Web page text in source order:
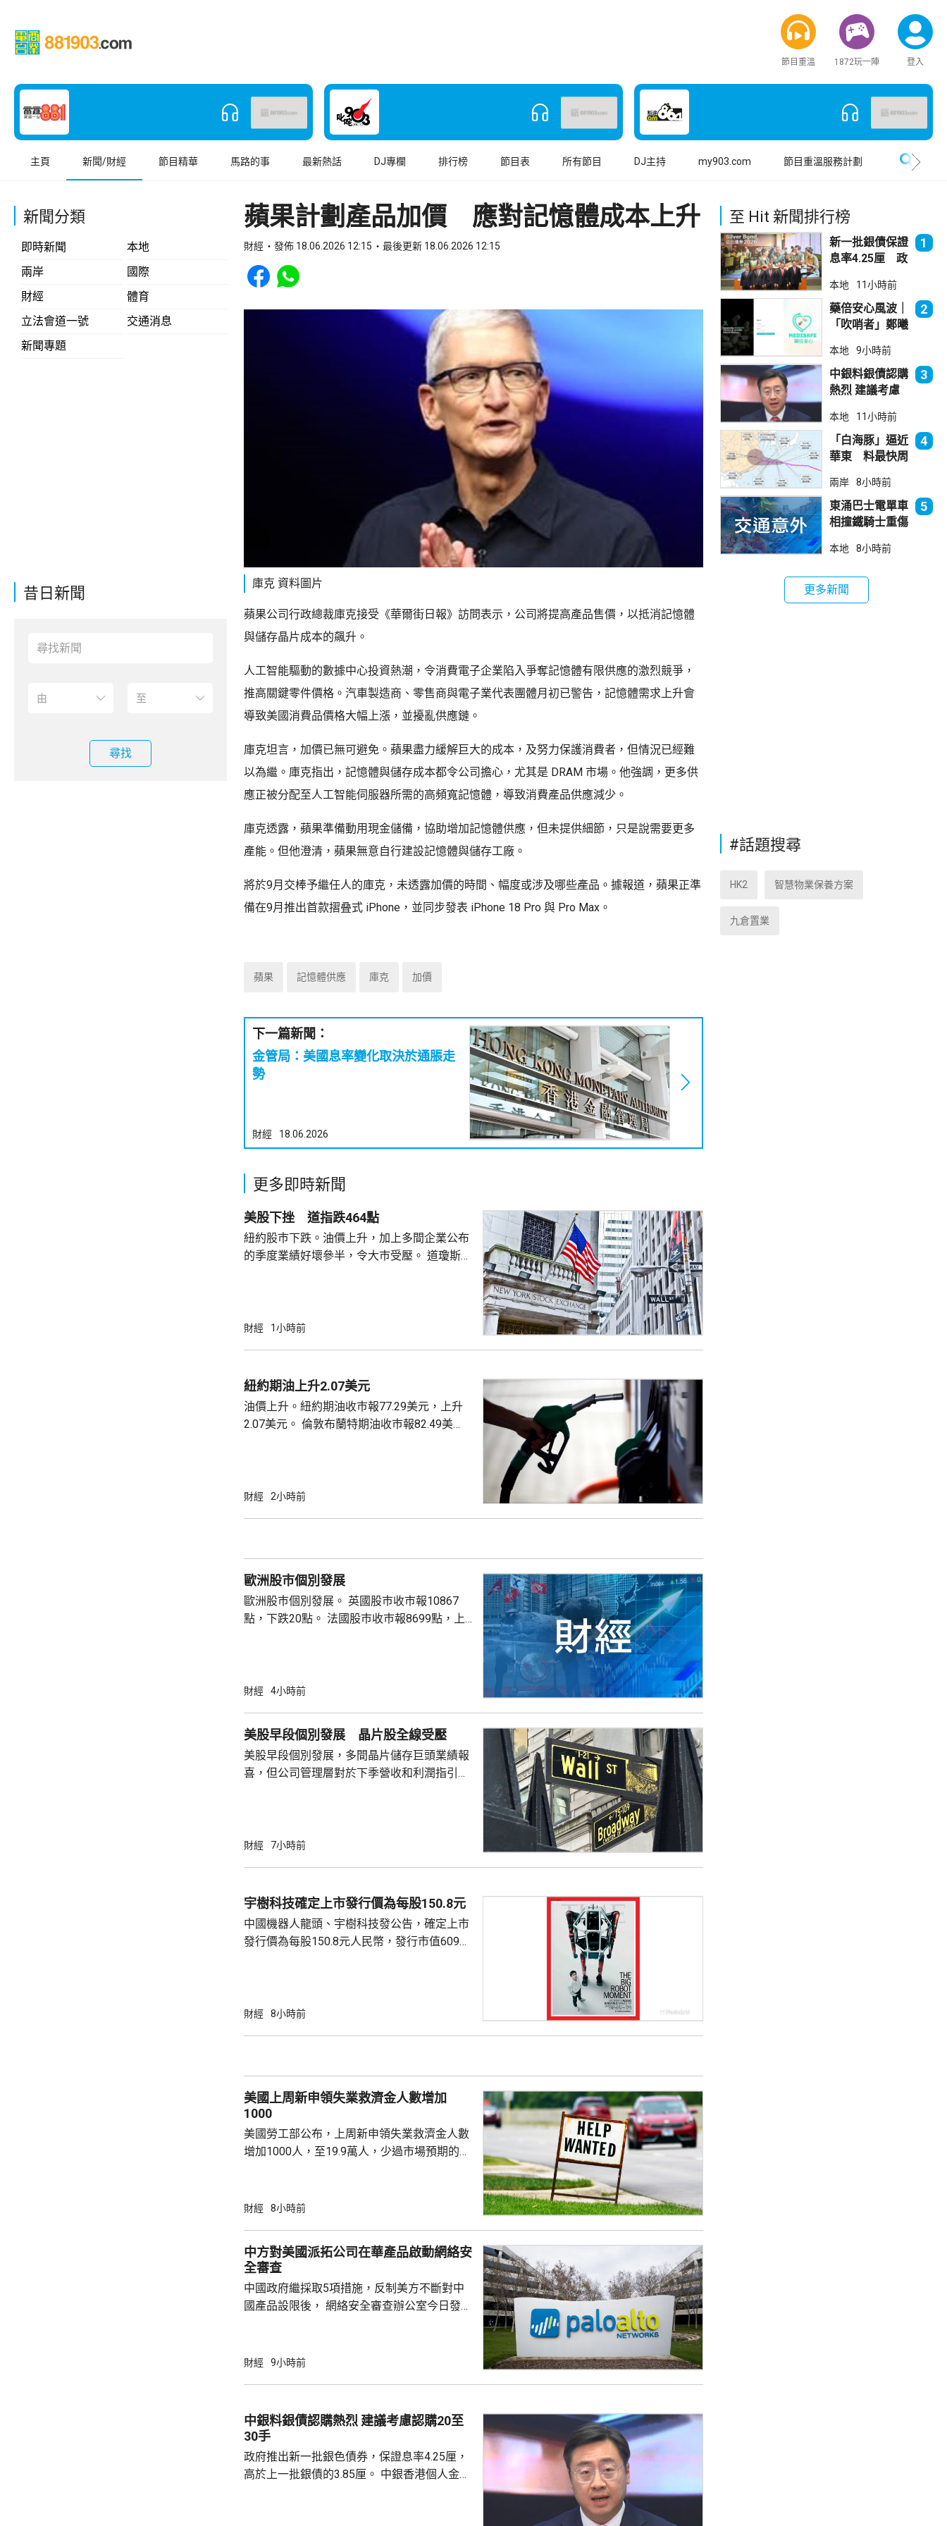
節目重溫 1872玩一陣 登入
主頁 新聞/財經 節目精華 馬路的事 最新熱話 DJ專欄 排行榜 節目表 所有節目 DJ主持 my903.com 節目重溫服務計劃
新聞分類
即時新聞
本地
兩岸
國際
財經
體育
立法會道一號
交通消息
新聞專題
昔日新聞
尋找
蘋果計劃產品加價 應對記憶體成本上升
財經 發佈 18.06.2026 12:15 最後更新 18.06.2026 12:15
Share to Facebook
Share to WhatsApp
庫克 資料圖片
蘋果公司行政總裁庫克接受《華爾街日報》訪問表示，公司將提高產品售價，以抵消記憶體
與儲存晶片成本的飆升。
人工智能驅動的數據中心投資熱潮，令消費電子企業陷入爭奪記憶體有限供應的激烈競爭，
推高關鍵零件價格。汽車製造商、零售商與電子業代表團體月初已警告，記憶體需求上升會
導致美國消費品價格大幅上漲，並擾亂供應鏈。
庫克坦言，加價已無可避免。蘋果盡力緩解巨大的成本，及努力保護消費者，但情況已經難
以為繼。庫克指出，記憶體與儲存成本都令公司擔心，尤其是 DRAM 市場。他強調，更多供
應正被分配至人工智能伺服器所需的高頻寬記憶體，導致消費產品供應減少。
庫克透露，蘋果準備動用現金儲備，協助增加記憶體供應，但未提供細節，只是說需要更多
產能。但他澄清，蘋果無意自行建設記憶體與儲存工廠。
將於9月交棒予繼任人的庫克，未透露加價的時間、幅度或涉及哪些產品。據報道，蘋果正準
備在9月推出首款摺叠式 iPhone，並同步發表 iPhone 18 Pro 與 Pro Max。
蘋果 記憶體供應 庫克 加價
下一篇新聞：
金管局：美國息率變化取決於通脹走
勢
財經 18.06.2026
更多即時新聞
美股下挫 道指跌464點
紐約股巿下跌。油價上升，加上多間企業公布
的季度業績好壞參半，令大巿受壓。 道瓊斯工
財經 1小時前
紐約期油上升2.07美元
油價上升。紐約期油收巿報77.29美元，上升
2.07美元。 倫敦布蘭特期油收巿報82.49美
財經 2小時前
歐洲股巿個別發展
歐洲股巿個別發展。 英國股巿收巿報10867
點，下跌20點。 法國股巿收巿報8699點，上
財經 4小時前
美股早段個別發展 晶片股全線受壓
美股早段個別發展，多間晶片儲存巨頭業績報
喜，但公司管理層對於下季營收和利潤指引未
指數最新報54315點，跌33點； 標準普爾500
財經 7小時前
宇樹科技確定上市發行價為每股150.8元
中國機器人龍頭、宇樹科技發公告，確定上市
發行價為每股150.8元人民幣，發行市值609億
開發行新股4040多萬股，擬發行數量佔發行後
財經 8小時前
美國上周新申領失業救濟金人數增加
1000
美國勞工部公布，上周新申領失業救濟金人數
增加1000人，至19.9萬人，少過市場預期的
19.8萬。
財經 8小時前
中方對美國派拓公司在華產品啟動網絡安
全審查
中國政府繼採取5項措施，反制美方不斷對中
國產品設限後， 網絡安全審查辦公室今日發公
公告指，為保障關鍵信息基礎設施安全穩定運
拓產品實施網絡安全審查。 商務部昨日宣布對
美國採取5項反制措施，包括加強無人機相關
兩用物項對出口管...
財經 9小時前
中銀料銀債認購熱烈 建議考慮認購20至
30手
政府推出新一批銀色債券，保證息率4.25厘，
高於上一批銀債的3.85厘。 中銀香港個人金融
至 Hit 新聞排行榜
新一批銀債保證
息率4.25厘 政
吸引力
1
本地 11小時前
藥倍安心風波｜
「吹哨者」鄭曦
進行刑事調查
2
本地 9小時前
中銀料銀債認購
熱烈 建議考慮
3
本地 11小時前
「白海豚」逼近
華東 料最快周
4
兩岸 8小時前
東涌巴士電單車
相撞鐵騎士重傷
被捕
5
本地 8小時前
更多新聞
#話題搜尋
HK2 智慧物業保養方案
九倉置業